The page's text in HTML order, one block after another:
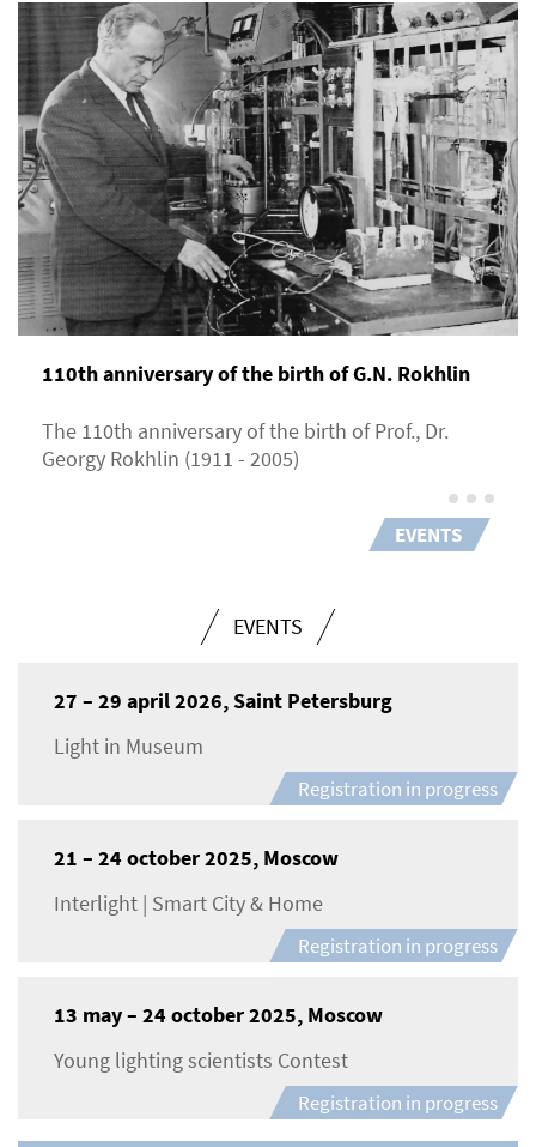
110th anniversary of the birth of G.N. Rokhlin
The 110th anniversary of the birth of Prof., Dr.
Georgy Rokhlin (1911 - 2005)
EVENTS
EVENTS
27 – 29 april 2026, Saint Petersburg
Light in Museum
Registration in progress
21 – 24 october 2025, Moscow
Interlight | Smart City & Home
Registration in progress
13 may – 24 october 2025, Moscow
Young lighting scientists Contest
Registration in progress